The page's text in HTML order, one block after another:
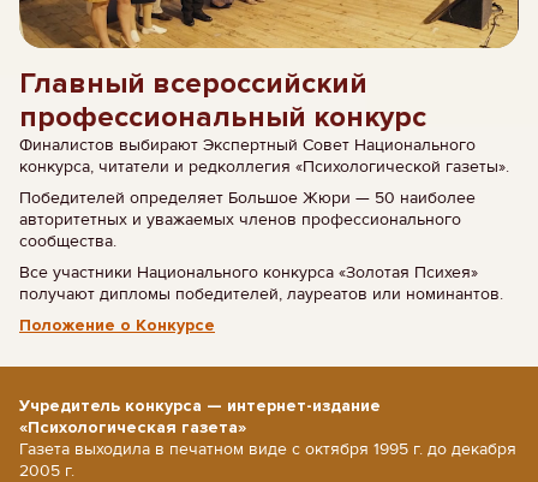
Главный всероссийский
профессиональный конкурс
Финалистов выбирают Экспертный Совет Национального
конкурса, читатели и редколлегия «Психологической газеты».
Победителей определяет Большое Жюри — 50 наиболее
авторитетных и уважаемых членов профессионального
сообщества.
Все участники Национального конкурса «Золотая Психея»
получают дипломы победителей, лауреатов или номинантов.
Положение о Конкурсе
Учредитель конкурса — интернет-издание
«Психологическая газета»
Газета выходила в печатном виде с октября 1995 г. до декабря
2005 г.